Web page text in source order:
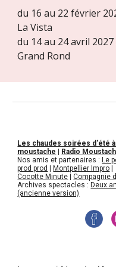
du 16 au 22 février
La Vista
du 14 au 24 avril
Grand Rond
Les chaudes soirées d'été
moustache
Radio
Nos amis et partenaires : Le
prod prod
Montpellier Impro
Cocotte Minute |Compagnie
Archives spectacles : Deux
(ancienne version)